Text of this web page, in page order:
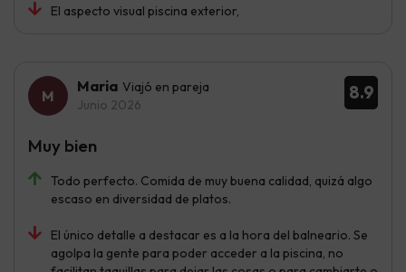
El aspecto visual piscina exterior,
8.9
Maria Viajó en pareja
Junio 2026
Todo perfecto. Comida de muy buena calidad, quizá algo
escaso en diversidad de platos.
El único detalle a destacar es a la hora del balneario. Se
agolpa la gente para poder acceder a la piscina, no
Muy bien